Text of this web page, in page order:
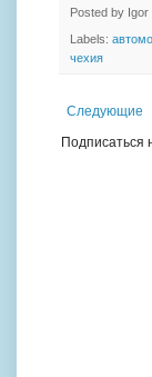
Posted by Igor
Labels:
чехия
Следующие
Подписаться